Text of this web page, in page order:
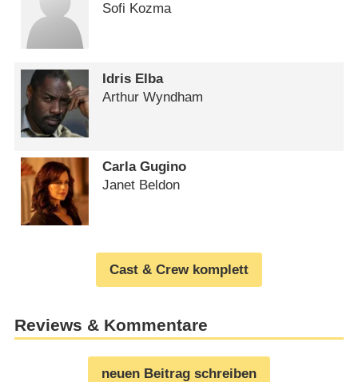
Sofi Kozma
Idris Elba
Arthur Wyndham
Carla Gugino
Janet Beldon
Cast & Crew komplett
Reviews & Kommentare
neuen Beitrag schreiben